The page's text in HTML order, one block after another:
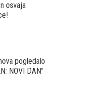
osvaja
pogledalo
NOVI DAN”